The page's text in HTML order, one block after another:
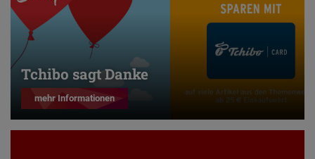
Tchibo sagt Danke
mehr Informationen